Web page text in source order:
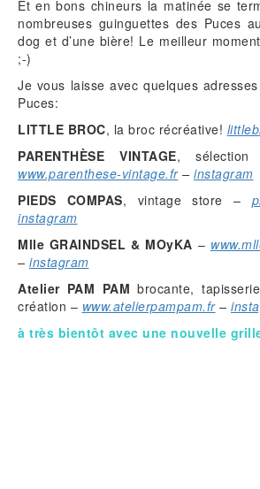
Et en bons chineurs la matinée se
nombreuses guinguettes des Puces
dog et d’une bière! Le meilleur
;-)
Je vous laisse avec quelques
Puces:
LITTLE BROC, la broc récréative!
PARENTHÈSE VINTAGE,
www.parenthese-vintage.fr– instagram
PIEDS COMPAS, vintage store –
instagram
Mlle GRAINDSEL & MOyKA –
– instagram
Atelier PAM PAM brocante,
création – www.atelierpampam.fr–
à très bientôt avec une nouvelle